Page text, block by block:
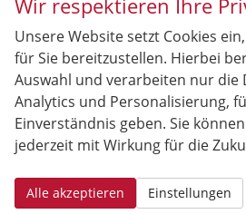
Lichtsensor
Parksensoren vorne und hinten
Rückfahrkamera mit dynamischer
Begrenzungssignalisierung
Fahrer- und Beifahrerairbag
deaktivierbar)
Kopfairbag (vorne und hinten)
Seitenairbag für Fahrer und Beifahrer
Alarmanlage
Wir respektieren Ihre
Unsere Website setzt Cookies
für Sie bereitzustellen. Hierbei
Auswahl und verarbeiten nur die
Analytics und Personalisierung,
Einverständnis geben. Sie
jederzeit mit Wirkung für die
Alle akzeptieren Einstellungen